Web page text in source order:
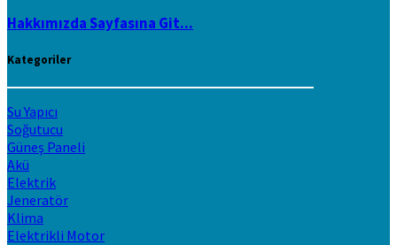
Hakkımızda Sayfasına Git...
Kategoriler
Su Yapıcı
Soğutucu
Güneş Paneli
Akü
Elektrik
Jeneratör
Klima
Elektrikli Motor